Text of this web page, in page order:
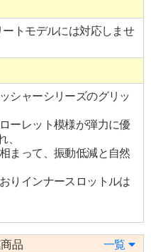
トモデルには対応しませ
シャーシリーズのグリッ
ーレット模様が弾力に優
まって、振動低減と自然
りインナースロットルは
品 一覧